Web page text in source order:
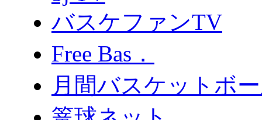
バスケファンTV
Free Bas．
月間バスケットボ